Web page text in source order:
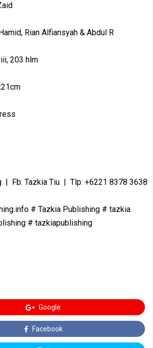
Rian Alfiansyah & Abdul R
203 hlm
| Fb: Tazkia Tiu | Tlp: +6221 8378 3638
# Tazkia Publishing # tazkia
# tazkiapublishing
Google
Facebook